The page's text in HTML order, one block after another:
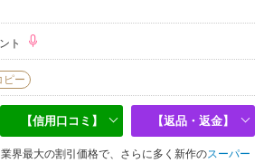
ト
ピー
【信用口コミ】 【返品・返金】
界最大の割引価格で、さらに多く新作のスーパー